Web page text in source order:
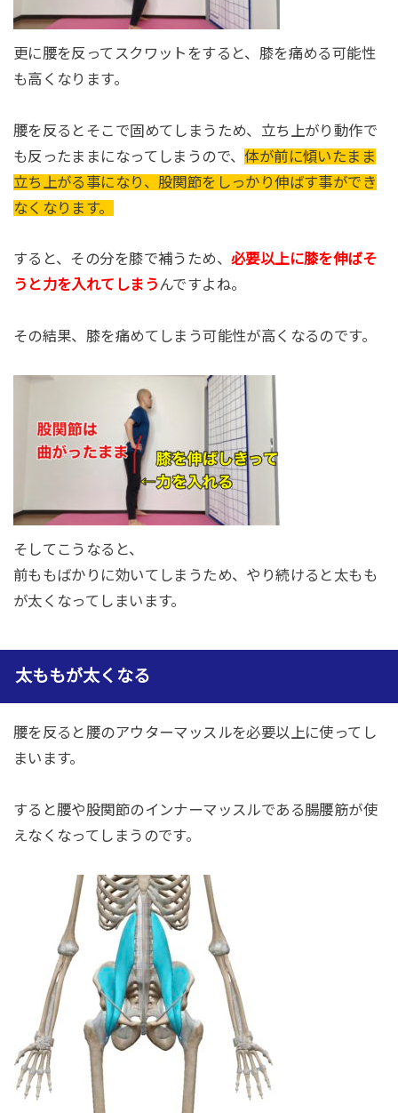
更に腰を反ってスクワットをすると、膝を痛める可能性
も高くなります。
腰を反るとそこで固めてしまうため、立ち上がり動作で
も反ったままになってしまうので、 体が前に傾いたまま
立ち上がる事になり、股関節をしっかり伸ばす事ができ
なくなります。
すると、その分を膝で補うため、必要以上に膝を伸ばそ
うと力を入れてしまう んですよね。
その結果、膝を痛めてしまう可能性が高くなるのです。
そしてこうなると、
前ももばかりに効いてしまうため、やり続けると太もも
が太くなってしまいます。
太ももが太くなる
腰を反ると腰のアウターマッスルを必要以上に使ってし
まいます。
すると腰や股関節のインナーマッスルである腸腰筋が使
えなくなってしまうのです。